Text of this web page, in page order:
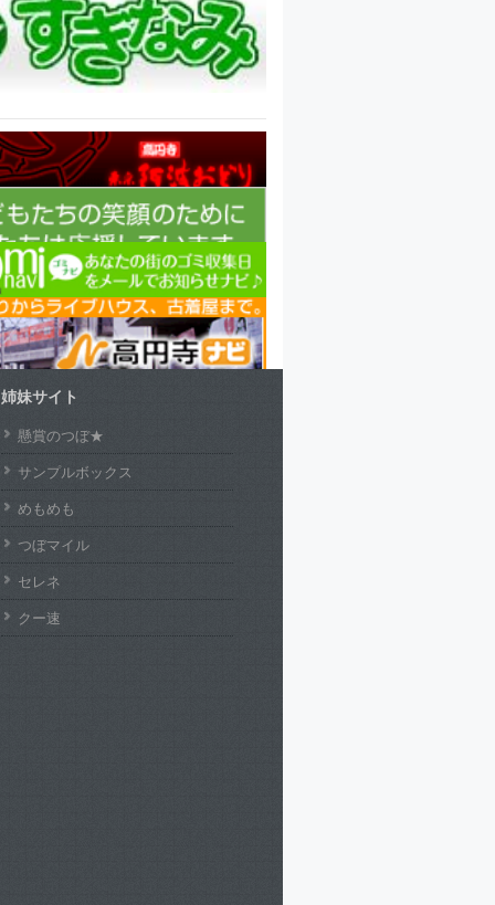
姉妹サイト
懸賞のつぼ★
サンプルボックス
めもめも
つぼマイル
セレネ
クー速